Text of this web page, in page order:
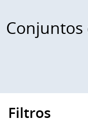
Conjuntos
Filtros